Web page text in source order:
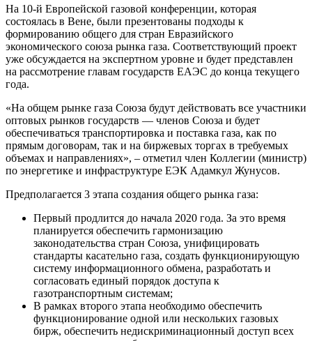
На 10-й Европейской газовой конференции, которая
состоялась в Вене, были презентованы подходы к
формированию общего для стран Евразийского
экономического союза рынка газа. Соответствующий проект
уже обсуждается на экспертном уровне и будет представлен
на рассмотрение главам государств ЕАЭС до конца текущего
года.
«На общем рынке газа Союза будут действовать все участники
оптовых рынков государств — членов Союза и будет
обеспечиваться транспортировка и поставка газа, как по
прямым договорам, так и на биржевых торгах в требуемых
объемах и направлениях», – отметил член Коллегии (министр)
по энергетике и инфраструктуре ЕЭК Адамкул Жунусов.
Предполагается 3 этапа создания общего рынка газа:
Первый продлится до начала 2020 года. За это время
планируется обеспечить гармонизацию
законодательства стран Союза, унифицировать
стандарты касательно газа, создать функционирующую
систему информационного обмена, разработать и
согласовать единый порядок доступа к
газотранспортным системам;
В рамках второго этапа необходимо обеспечить
функционирование одной или нескольких газовых
бирж, обеспечить недискриминационный доступ всех